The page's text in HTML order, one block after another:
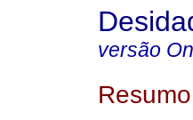
versão
Resumo